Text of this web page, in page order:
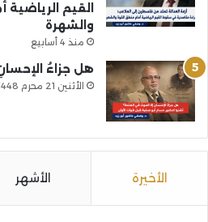
القيم
والشهرة
منذ 4 أسابيع
هل جزاءُ
الأثنين 21 محرم 1448هـ 6-7-2026م
الأخيرة الأشهر